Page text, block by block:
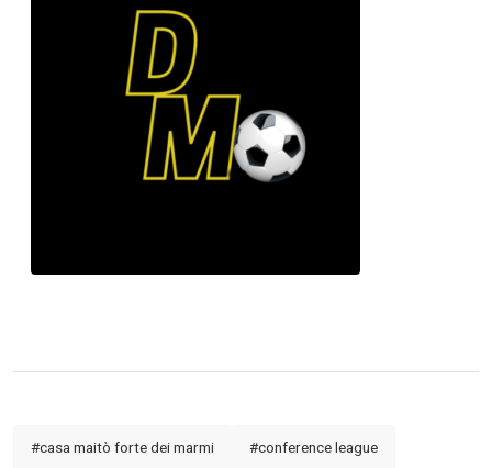
Calciomercato
CLASSIFICA
#casa maitò forte dei marmi #conference league